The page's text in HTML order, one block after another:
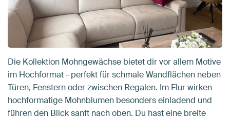
Die Kollektion Mohngewächse bietet dir vor allem Motive
im Hochformat - perfekt für schmale Wandflächen neben
Türen, Fenstern oder zwischen Regalen. Im Flur wirken
hochformatige Mohnblumen besonders einladend und
führen den Blick sanft nach oben. Du hast eine breite